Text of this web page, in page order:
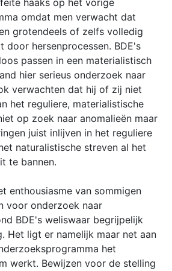
haaks op het vorige
omdat men verwacht dat
grotendeels of zelfs volledig
door hersenprocessen. BDE's
passen in een materialistisch
hier serieus onderzoek naar
verwachten dat hij of zij niet
het reguliere, materialistische
op zoek naar anomalieën maar
juist inlijven in het reguliere
naturalistische streven al het
te bannen.
enthousiasme van sommigen
voor onderzoek naar
BDE's weliswaar begrijpelijk
Het ligt er namelijk maar net aan
het
werkt. Bewijzen voor de stelling